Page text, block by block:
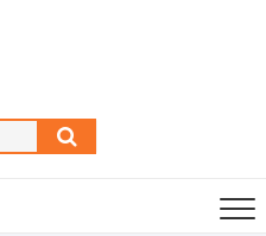
Search
…